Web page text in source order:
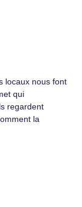
locaux nous font
qui
regardent
la